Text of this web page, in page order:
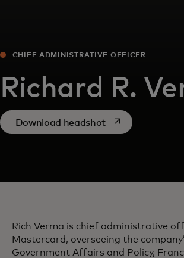
CHIEF ADMINISTRATIVE OFFICER
Richard R.
Download headshotopens in a new tab
Rich Verma is chief administrative
Mastercard, overseeing the
Government Affairs and Policy,